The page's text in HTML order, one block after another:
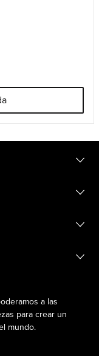
a las
para crear un
mundo.